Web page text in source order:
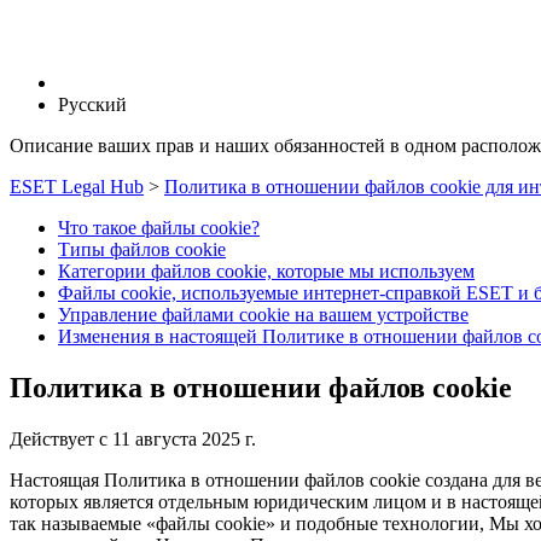
Русский
Описание ваших прав и наших обязанностей в одном
ESET Legal Hub > Политика в отношении файлов cookie для
Что такое файлы cookie?
Типы файлов cookie
Категории файлов cookie, которые мы используем
Файлы cookie, используемые интернет-справкой ESET и
Управление файлами cookie на вашем устройстве
Изменения в настоящей Политике в отношении файлов
Политика в отношении файлов cookie
Действует с 11 августа 2025 г.
Настоящая Политика в отношении файлов cookie создана для
которых является отдельным юридическим лицом и в
так называемые «файлы cookie» и подобные технологии, Мы